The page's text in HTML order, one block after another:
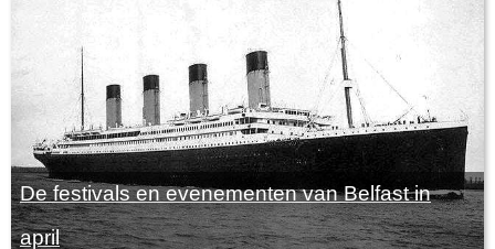
De festivals en evenementen van Belfast in
april